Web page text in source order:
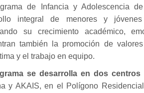
de Infancia y Adolescencia
integral de menores y
su crecimiento académico,
también la promoción de
y el trabajo en equipo.
se desarrolla en dos centros
y AKAIS, en el Polígono